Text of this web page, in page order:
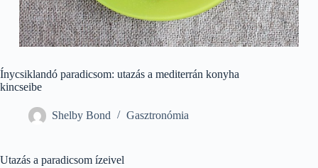
Ínycsiklandó paradicsom: utazás a mediterrán konyha
kincseibe
Shelby Bond Gasztronómia
Utazás a paradicsom ízeivel